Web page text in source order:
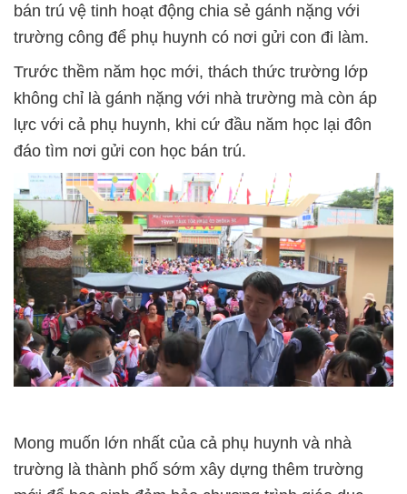
bán trú vệ tinh hoạt động chia sẻ gánh nặng với
trường công để phụ huynh có nơi gửi con đi làm.
Trước thềm năm học mới, thách thức trường lớp
không chỉ là gánh nặng với nhà trường mà còn áp
lực với cả phụ huynh, khi cứ đầu năm học lại đôn
đáo tìm nơi gửi con học bán trú.
Mong muốn lớn nhất của cả phụ huynh và nhà
trường là thành phố sớm xây dựng thêm trường